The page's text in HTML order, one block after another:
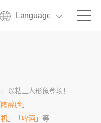
Language
」以粘土人形象登场！
陶醉脸 」
」「 啤酒 」等